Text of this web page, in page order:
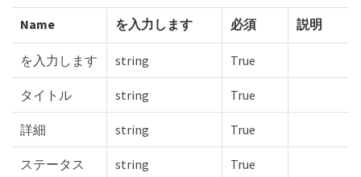
Name を入力します 必須 説明
を入力します string True
タイトル string True
詳細 string True
ステータス string True